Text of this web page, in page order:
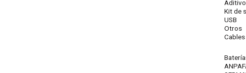
Kit de
USB
Otros